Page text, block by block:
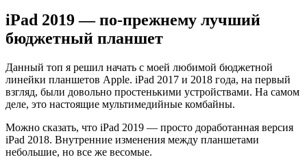
лучший
iPad
iPad 2019 — по-прежнему лучший
бюджетный планшет
Данный топ я решил начать с моей любимой бюджетной
линейки планшетов Apple. iPad 2017 и 2018 года, на первый
взгляд, были довольно простенькими устройствами. На самом
деле, это настоящие мультимедийные комбайны.
Можно сказать, что iPad 2019 — просто доработанная версия
iPad 2018. Внутренние изменения между планшетами
небольшие, но все же весомые.